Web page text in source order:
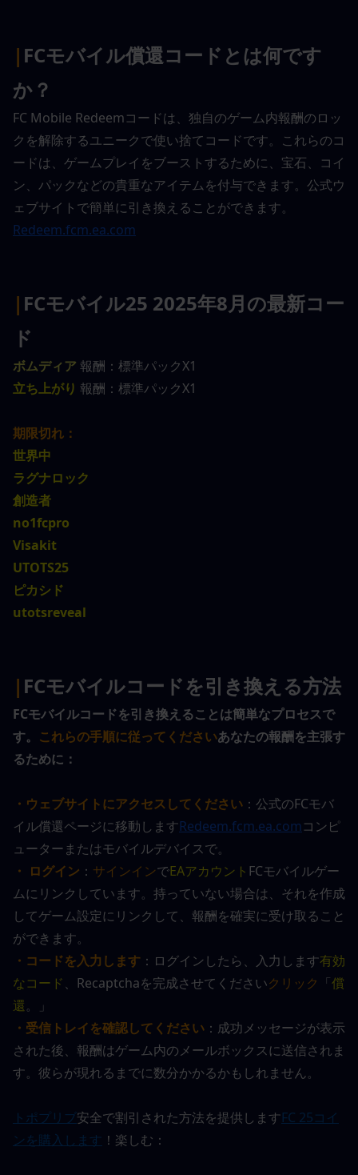
| FCモバイル償還コードとは何です
か？
FC Mobile Redeemコードは、独自のゲーム内報酬のロッ
クを解除するユニークで使い捨てコードです。これらのコ
ードは、ゲームプレイをブーストするために、宝石、コイ
ン、パックなどの貴重なアイテムを付与できます。公式ウ
ェブサイトで簡単に引き換えることができます。
Redeem.fcm.ea.com
| FCモバイル25 2025年8月の最新コー
ド
ボムディア 報酬：標準パックX1
立ち上がり 報酬：標準パックX1
期限切れ：
世界中
ラグナロック
創造者
no1fcpro
Visakit
UTOTS25
ピカシド
utotsreveal
| FCモバイルコードを引き換える方法
FCモバイルコードを引き換えることは簡単なプロセスで
す。 これらの手順に従ってくださいあなたの報酬を主張す
るために：
・ウェブサイトにアクセスしてください ：公式のFCモバ
イル償還ページに移動しますRedeem.fcm.ea.comコンピ
ューターまたはモバイルデバイスで。
・ ログイン ： サインインでEAアカウント FCモバイルゲー
ムにリンクしています。持っていない場合は、それを作成
してゲーム設定にリンクして、報酬を確実に受け取ること
ができます。
・コードを入力します ：ログインしたら、入力します有効
なコード、Recaptchaを完成させてくださいクリック 「償
還。」
・受信トレイを確認してください ：成功メッセージが表示
された後、報酬はゲーム内のメールボックスに送信されま
す。彼らが現れるまでに数分かかるかもしれません。
トポプリブ安全で割引された方法を提供しますFC 25コイ
ンを購入します
！楽しむ：